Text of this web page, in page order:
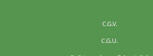
C.G.V.
C.G.U.